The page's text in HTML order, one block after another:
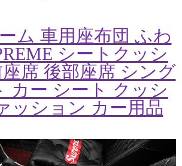
ム 車用座布団 ふわ
シートクッシ
座席 後部座席 シング
カー シート クッシ
ッション カー用品